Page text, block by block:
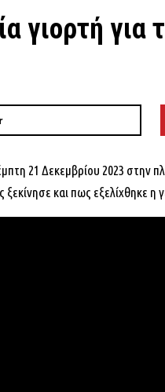
γιορτή για
21 Δεκεμβρίου 2023
και πως εξελίχθηκε η